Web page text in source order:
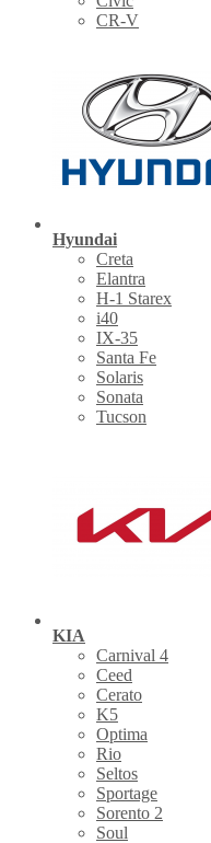
CR-V
Hyundai
Creta
Elantra
H-1 Starex
i40
IX-35
Santa Fe
Solaris
Sonata
Tucson
KIA
Carnival 4
Ceed
Cerato
K5
Optima
Rio
Seltos
Sportage
Sorento 2
Soul